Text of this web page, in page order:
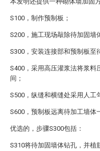
S100，制作预制板；
S200，施工现场敲除待加固墙
S300，安装连接部和预制板至
S400，采用高压灌浆法将浆料
间；
S500，纵缝和横缝处采用人工
S600，预制板远离待加工墙体
优选的，步骤S300包括：
S310将待加固墙体钻孔，并植